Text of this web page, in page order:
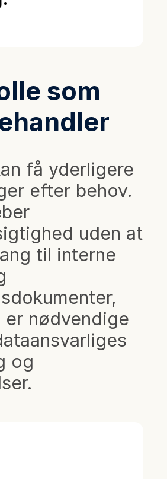
som
få yderligere
efter behov.
uden at
til interne
er nødvendige
og